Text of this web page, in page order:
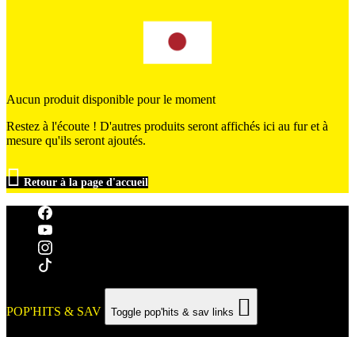
Aucun produit disponible pour le moment
Restez à l'écoute ! D'autres produits seront affichés ici au fur et à
mesure qu'ils seront ajoutés.
 Retour à la page d'accueil
POP'HITS & SAV Toggle pop'hits & sav links 